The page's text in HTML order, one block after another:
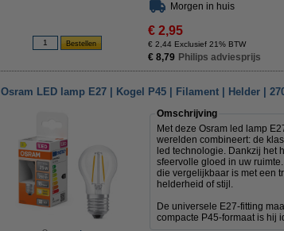
Morgen in huis
€ 2,95
€ 2,44 Exclusief 21% BTW
€ 8,79 Philips adviesprijs
Osram LED lamp E27 | Kogel P45 | Filament | Helder |
Omschrijving
Met deze Osram led lamp
werelden combineert: de
led technologie. Dankzij het
sfeervolle gloed in uw
die vergelijkbaar is met een
helderheid of stijl.
De universele E27-fitting
compacte P45-formaat is hij